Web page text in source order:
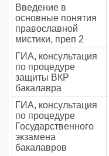
Введение в
основные понятия
православной
мистики, преп 2
ГИА, консультация
по процедуре
защиты ВКР
бакалавра
ГИА, консультация
по процедуре
Государственного
экзамена
бакалавров